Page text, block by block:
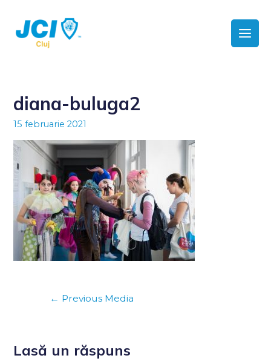
diana-buluga2
15 februarie 2021
← Previous Media
Lasă un răspuns